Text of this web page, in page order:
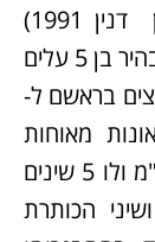
בצברים בתפרחת מכבד (פינברון-דותן דנין 1991)
נישאים על עוקצים ארוכים. הגביע ירוק בהיר בן 5 עלים
בראשם ל-
מחודדות. הכותרת בת 5 אונות מאוחות
לצינור מוארך דמוי מסמר בקוטר 1.5-ס"מ ולו 5 שינים
הכותרת